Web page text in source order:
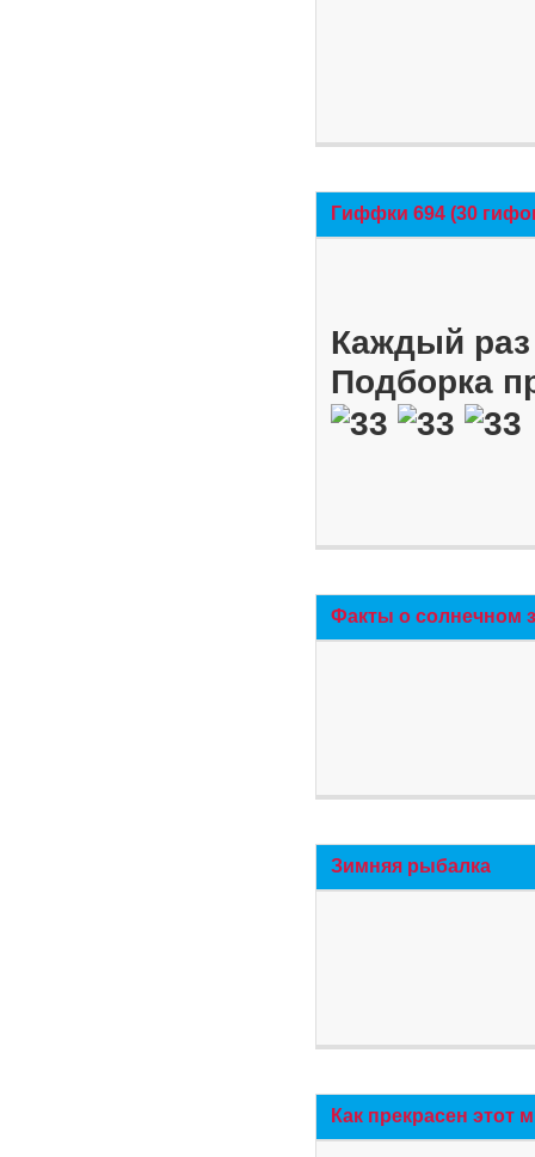
Гиффки 694 (30
Каждый
Подборка
Факты о солнечном
Зимняя рыбалка
Как прекрасен этот